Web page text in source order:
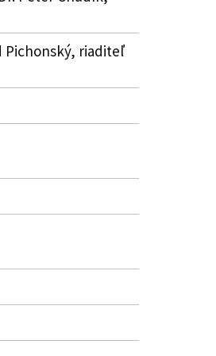
Pichonský, riaditeľ